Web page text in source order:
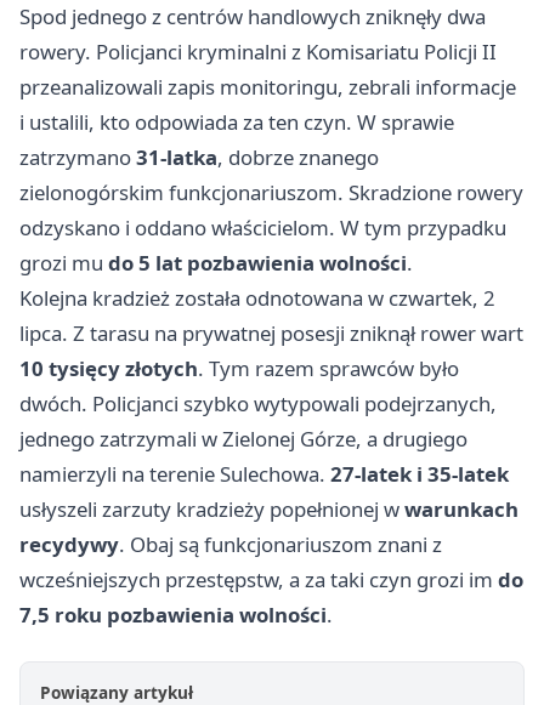
Spod jednego z centrów handlowych zniknęły dwa
rowery. Policjanci kryminalni z Komisariatu Policji II
przeanalizowali zapis monitoringu, zebrali informacje
i ustalili, kto odpowiada za ten czyn. W sprawie
zatrzymano31-latka, dobrze znanego
zielonogórskim funkcjonariuszom. Skradzione rowery
odzyskano i oddano właścicielom. W tym przypadku
grozi mu do 5 lat pozbawienia wolności.
Kolejna kradzież została odnotowana w czwartek, 2
lipca. Z tarasu na prywatnej posesji zniknął rower wart
10 tysięcy złotych. Tym razem sprawców było
dwóch. Policjanci szybko wytypowali podejrzanych,
jednego zatrzymali w Zielonej Górze, a drugiego
namierzyli na terenie Sulechowa. 27-latek i 35-latek
usłyszeli zarzuty kradzieży popełnionej wwarunkach
recydywy. Obaj są funkcjonariuszom znani z
wcześniejszych przestępstw, a za taki czyn grozi im do
7,5 roku pozbawienia wolności.
Powiązany artykuł